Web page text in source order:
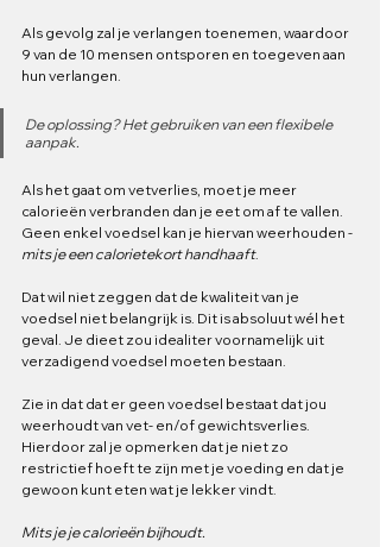
Als gevolg zal je verlangen toenemen, waardoor
9 van de 10 mensen ontsporen en toegeven aan
hun verlangen.
De oplossing? Het gebruiken van een flexibele
aanpak.
Als het gaat om vetverlies, moet je meer
calorieën verbranden dan je eet om af te vallen.
Geen enkel voedsel kan je hiervan weerhouden -
mits je een calorietekort handhaaft.
Dat wil niet zeggen dat de kwaliteit van je
voedsel niet belangrijk is. Dit is absoluut wél het
geval. Je dieet zou idealiter voornamelijk uit
verzadigend voedsel moeten bestaan.
Zie in dat dat er geen voedsel bestaat dat jou
weerhoudt van vet- en/of gewichtsverlies.
Hierdoor zal je opmerken dat je niet zo
restrictief hoeft te zijn met je voeding en dat je
gewoon kunt eten wat je lekker vindt.
Mits je je calorieën bijhoudt.